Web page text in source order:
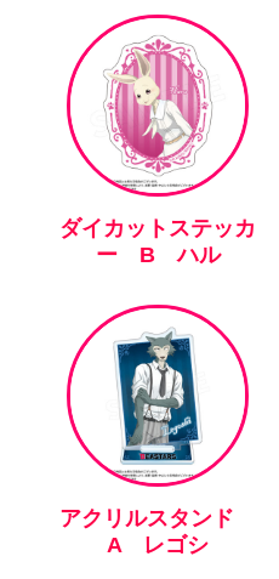
ダイカットステッカ
ー B ハル
アクリルスタンド
A レゴシ